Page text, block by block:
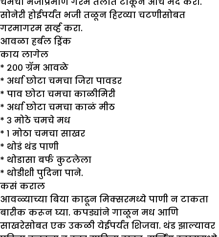
सोनेरी होईपर्यंत भजी तळून हिरव्या चटणीसोबत
गरमागरम सर्व्ह करा.
आवळा हर्बल ड्रिंक
काय लागेल
* २०० ग्रॅम आवळे
* अर्धा छोटा चमचा जिरा पावडर
* पाव छोटा चमचा काळीमिरी
* अर्धा छोटा चमचा काळं मीठ
* ३ मोठे चमचे मध
* १ मोठा चमचा साखर
* थोडं थंड पाणी
* थोडासा बर्फ कुटलेला
* थोडीशी पुदिना पाने.
कसं कराल
आवळ्याच्या बिया काढून मिक्सरमध्ये पाणी न टाकता
बारीक करून घ्या. कपड्यांने गाळून मध आणि
साखरेसोबत एक उकळी येईपर्यंत शिजवा. थंड झाल्यावर